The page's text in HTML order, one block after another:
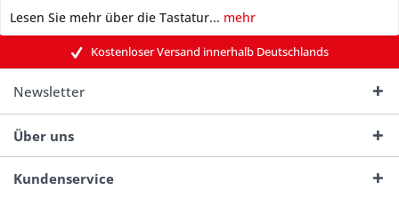
Lesen Sie mehr über die Tastatur... mehr
Kostenloser Versand innerhalb Deutschlands
Newsletter
Über uns
Kundenservice